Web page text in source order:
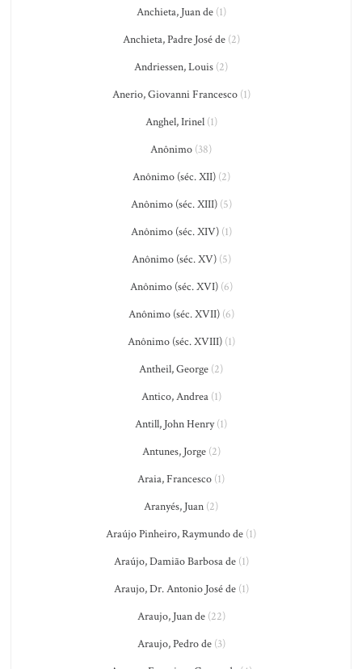
Anchieta, Juan de(1)
Anchieta, Padre José de(2)
Andriessen, Louis (2)
Anerio, Giovanni Francesco(1)
Anghel, Irinel(1)
Anônimo (38)
Anônimo (séc. XII)(2)
Anônimo (séc. XIII)(5)
Anônimo (séc. XIV)(1)
Anônimo (séc. XV)(5)
Anônimo (séc. XVI)(6)
Anônimo (séc. XVII)(6)
Anônimo (séc. XVIII)(1)
Antheil, George (2)
Antico, Andrea(1)
Antill, John Henry(1)
Antunes, Jorge(2)
Araia, Francesco (1)
Aranyés, Juan (2)
Araújo Pinheiro, Raymundo de (1)
Araújo, Damião Barbosa de(1)
Araujo, Dr. Antonio José de(1)
Araujo, Juan de(22)
Araujo, Pedro de(3)